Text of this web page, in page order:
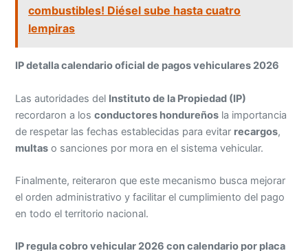
combustibles! Diésel sube hasta cuatro
lempiras
IP detalla calendario oficial de pagos vehiculares 2026
Las autoridades del Instituto de la Propiedad (IP)
recordaron a losconductores hondureños la importancia
de respetar las fechas establecidas para evitar recargos,
multas o sanciones por mora en el sistema vehicular.
Finalmente, reiteraron que este mecanismo busca mejorar
el orden administrativo y facilitar el cumplimiento del pago
en todo el territorio nacional.
IP regula cobro vehicular 2026 con calendario por placa